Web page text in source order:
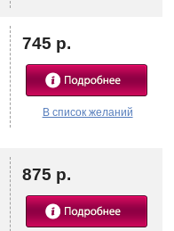
745 р.
В список желаний
875 р.